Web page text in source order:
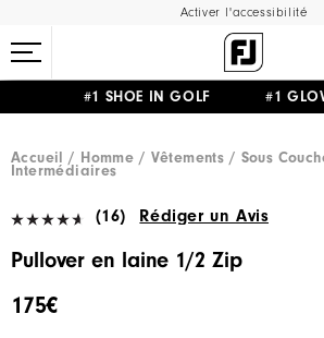
Activer l'accessibilité
#1 SHOE IN GOLF #1
Accueil Homme Vêtements Sous
Intermédiaires
(16) Rédiger un Avis
Pullover en laine 1/2 Zip
175€